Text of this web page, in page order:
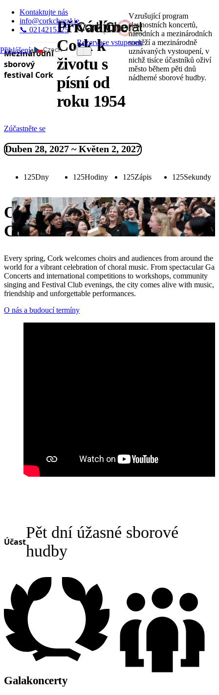
Kontaktujte nás
info@corkchoral.ie
📞 0214215125
Přihlášenía
Czech
English
Bulgarian
Danish
German
Spanish
Estonian
Hungarian
Polish
Portuguese
Ukrainian
Rezervace vstupenek
Mezinárodní
sborový
festival Cork
Přivádíme
Cork k
životu s
písní od
roku 1954
Vzrušující program
slavnostních koncertů,
národních a mezinárodních
soutěží a mezinárodně
uznávaných vystoupení, v
nichž tisíce účastníků oživí
město během pěti dnů
nádherné sborové hudby.
Zúčastněte se
Duben 28, 2027 ~ Květen 2, 2027
125Dny 125Hodiny 125Zápis 125Sekundy
Objevte Mezinárodní sborový
Corku
Every spring, Cork welcomes choirs and audiences from around the
world for a vibrant celebration of choral music. From spectacular
Concerts and international competitions to workshops, community
singing and Festival Club evenings, the city comes alive with music,
friendship and unforgettable performances.
O nás a budoucí termíny
Účast
Pět dní úžasné sborové
hudby
Galakoncerty